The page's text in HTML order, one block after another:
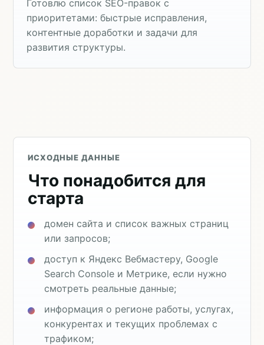
Готовлю список SEO-правок с
приоритетами: быстрые исправления,
контентные доработки и задачи для
развития структуры.
ИСХОДНЫЕ ДАННЫЕ
Что понадобится для
старта
домен сайта и список важных страниц
или запросов;
доступ к Яндекс Вебмастеру, Google
Search Console и Метрике, если нужно
смотреть реальные данные;
информация о регионе работы, услугах,
конкурентах и текущих проблемах с
трафиком;